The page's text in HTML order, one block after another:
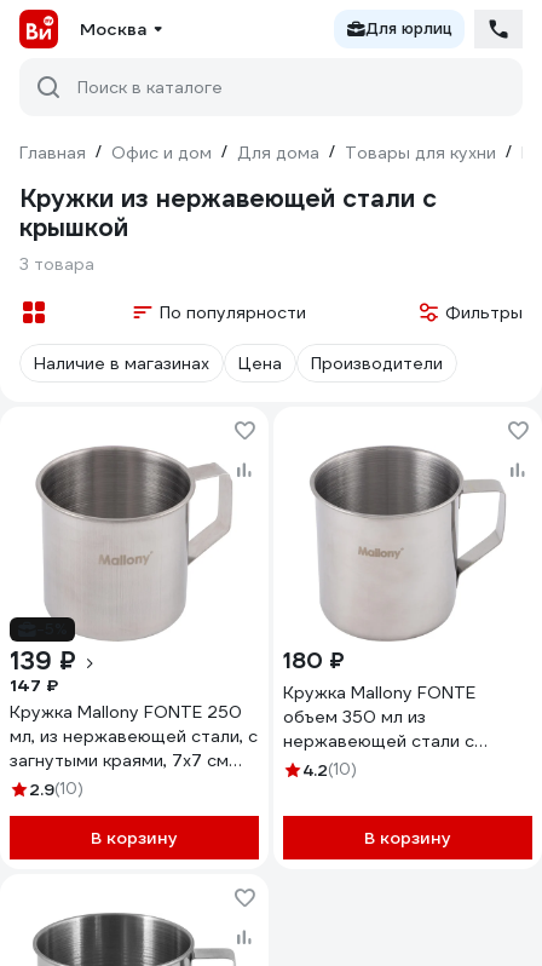
Москва Для юрлиц
Поиск в каталоге
Главная / Офис и дом / Для дома / Товары для кухни /
Кружки из нержавеющей стали с
крышкой
3 товара
По популярности Фильтры
Наличие в магазинах Цена Производители
139 ₽
147 ₽
Кружка Mallony FONTE 250
мл, из нержавеющей стали, с
загнутыми краями, 7х7 см
003062
2.9(10)
В корзину
180 ₽
Кружка Mallony FONTE
объем 350 мл из
нержавеющей стали с
загнутыми краями размер
4.2(10)
В корзину